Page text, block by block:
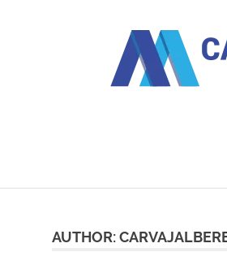
contenidoAUTHOR: